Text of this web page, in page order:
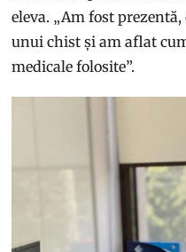
eleva. „Am fost
unui chist și am aflat
medicale folosite”.